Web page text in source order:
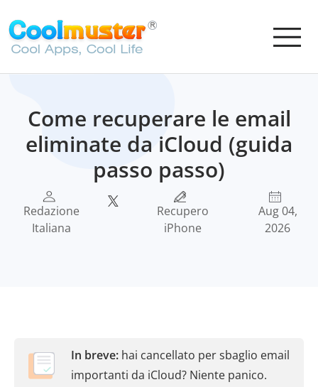
Come recuperare le email
eliminate da iCloud (guida
passo passo)
Redazione
Italiana
Recupero
iPhone
Aug 04,
2026
In breve: hai cancellato per sbaglio email
importanti da iCloud? Niente panico.